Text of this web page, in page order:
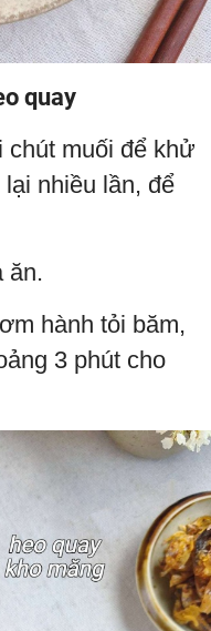
quay
chút muối để khử
nhiều lần, để
ăn.
hành tỏi băm,
3 phút cho